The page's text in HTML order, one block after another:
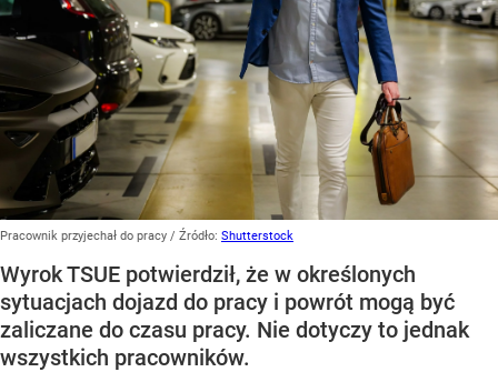
Pracownik przyjechał do pracy / Źródło: Shutterstock
Wyrok TSUE potwierdził, że w określonych
sytuacjach dojazd do pracy i powrót mogą być
zaliczane do czasu pracy. Nie dotyczy to jednak
wszystkich pracowników.